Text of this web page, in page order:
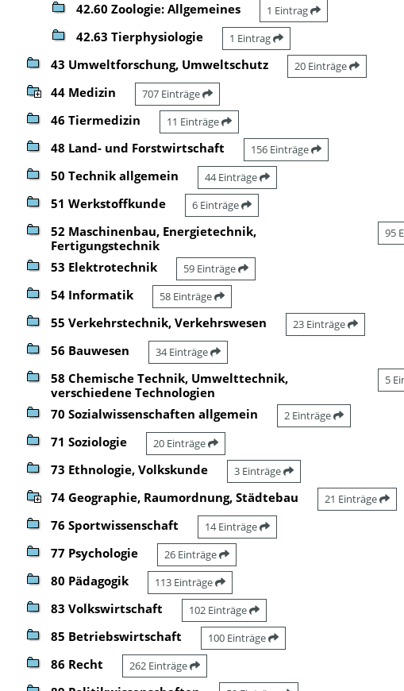
42.60 Zoologie: Allgemeines 1 Eintrag
42.63 Tierphysiologie 1 Eintrag
43 Umweltforschung, Umweltschutz 20 Einträge
44 Medizin 707 Einträge
46 Tiermedizin 11 Einträge
48 Land- und Forstwirtschaft 156 Einträge
50 Technik allgemein 44 Einträge
51 Werkstoffkunde 6 Einträge
52 Maschinenbau, Energietechnik,
Fertigungstechnik
95
53 Elektrotechnik 59 Einträge
54 Informatik 58 Einträge
55 Verkehrstechnik, Verkehrswesen 23 Einträge
56 Bauwesen 34 Einträge
58 Chemische Technik, Umwelttechnik,
verschiedene Technologien
5
70 Sozialwissenschaften allgemein 2 Einträge
71 Soziologie 20 Einträge
73 Ethnologie, Volkskunde 3 Einträge
74 Geographie, Raumordnung, Städtebau 21 Einträge
76 Sportwissenschaft 14 Einträge
77 Psychologie 26 Einträge
80 Pädagogik 113 Einträge
83 Volkswirtschaft 102 Einträge
85 Betriebswirtschaft 100 Einträge
86 Recht 262 Einträge